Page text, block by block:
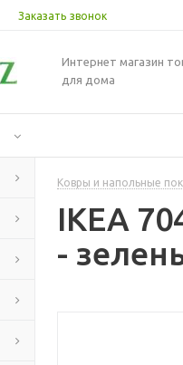
Заказать звонок
Интернет магазин
для дома
Ковры и напольные
IKEA
-